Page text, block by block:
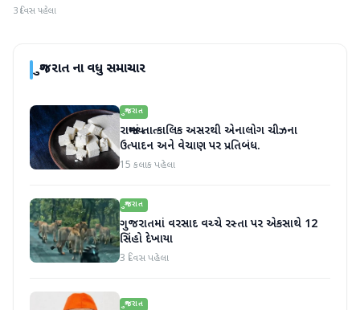
3 દિવસ પહેલા
ગુજરાતના વધુ સમાચાર
ગુજરાત
રાજ્યમાં તાત્કાલિક અસરથી એનાલોગ ચીઝના
ઉત્પાદન અને વેચાણ પર પ્રતિબંધ.
15 કલાક પહેલા
ગુજરાત
ગુજરાતમાં વરસાદ વચ્ચે રસ્તા પર એકસાથે 12
સિંહો દેખાયા
3 દિવસ પહેલા
ગુજરાત